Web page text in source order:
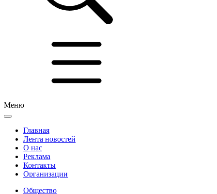
Меню
Главная
Лента новостей
О нас
Реклама
Контакты
Организации
Общество